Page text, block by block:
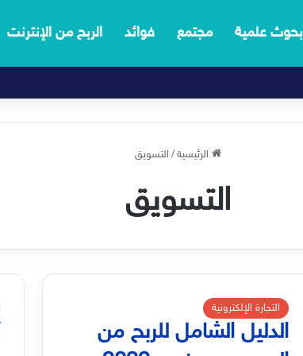
بحوث علمية مجتمع فوائد الربح من الإنترنت
الرئيسية / التسويق
التسويق
التجارة الإلكترونية
الدليل الشامل للربح من